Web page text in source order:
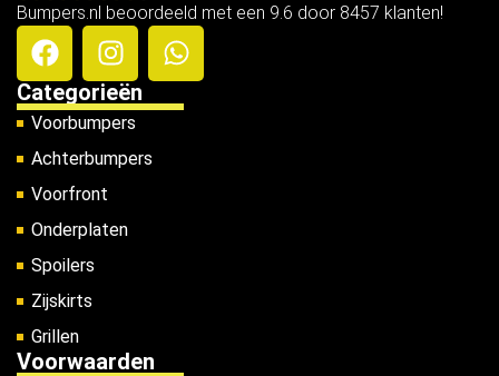
Bumpers.nl beoordeeld met een 9.6 door 8457 klanten!
Categorieën
Voorbumpers
Achterbumpers
Voorfront
Onderplaten
Spoilers
Zijskirts
Grillen
Voorwaarden